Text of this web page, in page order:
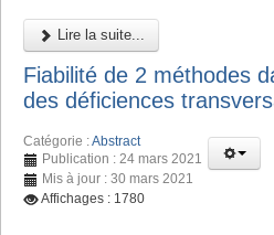
Lire la suite...
Fiabilité de 2 méthodes
des déficiences
Catégorie :Abstract
Publication : 24 mars 2021
Mis à jour : 30 mars 2021
Affichages : 1780